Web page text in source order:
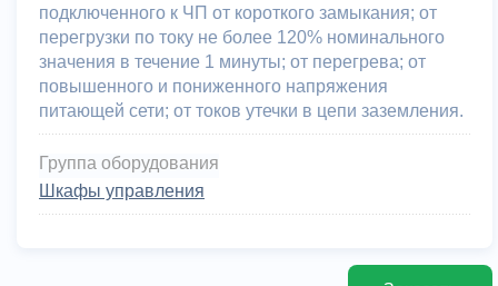
подключенного к ЧП от короткого замыкания; от
перегрузки по току не более 120% номинального
значения в течение 1 минуты; от перегрева; от
повышенного и пониженного напряжения
питающей сети; от токов утечки в цепи заземления.
Группа оборудования
Шкафы управления